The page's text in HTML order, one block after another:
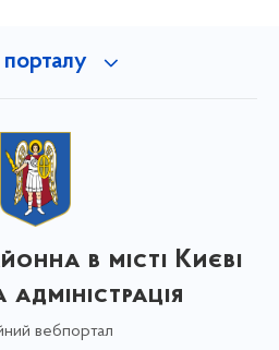
в місті Києві
вебпортал